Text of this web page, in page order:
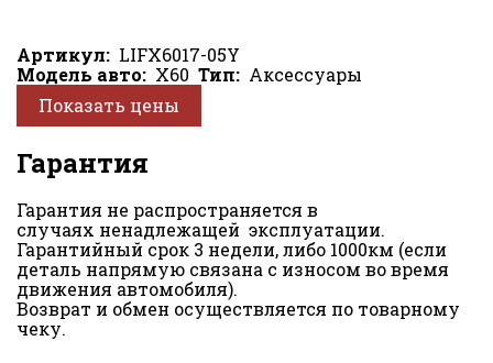
Артикул
LIFX6017-05Y
Модель авто
X60 Тип
Аксессуары
Показать цены
Гарантия
Гарантия не распространяется в
случаях ненадлежащей эксплуатации.
Гарантийный срок 3 недели, либо 1000км (если
деталь напрямую связана с износом во время
движения автомобиля).
Возврат и обмен осуществляется по товарному
чеку.